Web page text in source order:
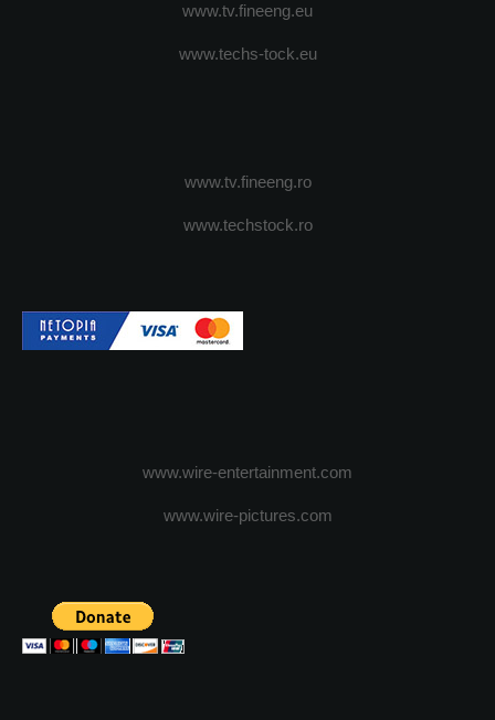
www.tv.fineeng.eu
www.techs-tock.eu
www.tv.fineeng.ro
www.techstock.ro
www.wire-entertainment.com
www.wire-pictures.com